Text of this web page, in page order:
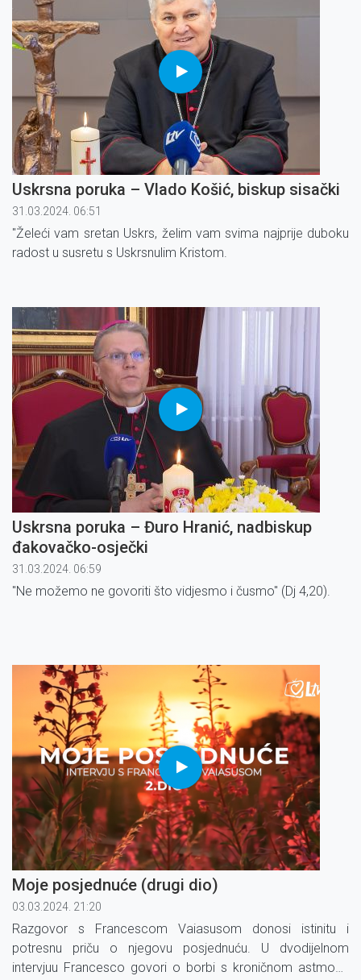
Uskrsna poruka – Vlado Košić, biskup sisački
31.03.2024. 06:51
"Želeći vam sretan Uskrs, želim vam svima najprije duboku
radost u susretu s Uskrsnulim Kristom.
Uskrsna poruka – Đuro Hranić, nadbiskup
đakovačko-osječki
31.03.2024. 06:59
''Ne možemo ne govoriti što vidjesmo i čusmo'' (Dj 4,20).
Moje posjednuće (drugi dio)
03.03.2024. 21:20
Razgovor s Francescom Vaiasusom donosi istinitu i
potresnu priču o njegovu posjednuću. U dvodijelnom
intervjuu Francesco govori o borbi s kroničnom astmom,